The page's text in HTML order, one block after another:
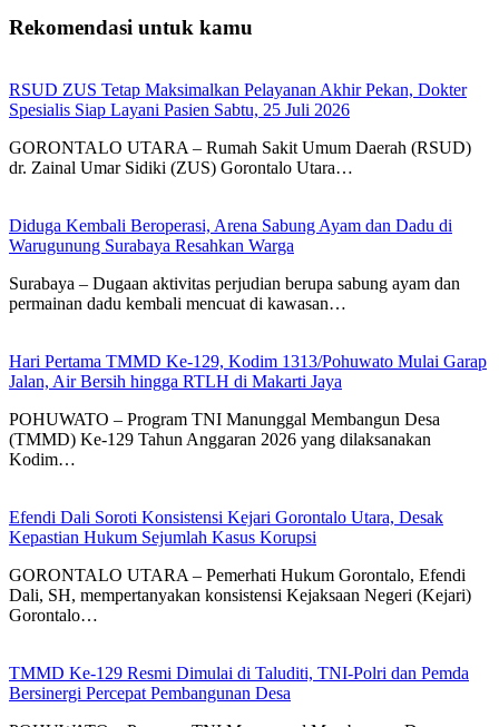
Rekomendasi untuk kamu
RSUD ZUS Tetap Maksimalkan Pelayanan Akhir Pekan, Dokter
Spesialis Siap Layani Pasien Sabtu, 25 Juli 2026
GORONTALO UTARA – Rumah Sakit Umum Daerah (RSUD)
dr. Zainal Umar Sidiki (ZUS) Gorontalo Utara…
Diduga Kembali Beroperasi, Arena Sabung Ayam dan Dadu di
Warugunung Surabaya Resahkan Warga
Surabaya – Dugaan aktivitas perjudian berupa sabung ayam dan
permainan dadu kembali mencuat di kawasan…
Hari Pertama TMMD Ke-129, Kodim 1313/Pohuwato Mulai Garap
Jalan, Air Bersih hingga RTLH di Makarti Jaya
POHUWATO – Program TNI Manunggal Membangun Desa
(TMMD) Ke-129 Tahun Anggaran 2026 yang dilaksanakan
Kodim…
Efendi Dali Soroti Konsistensi Kejari Gorontalo Utara, Desak
Kepastian Hukum Sejumlah Kasus Korupsi
GORONTALO UTARA – Pemerhati Hukum Gorontalo, Efendi
Dali, SH, mempertanyakan konsistensi Kejaksaan Negeri (Kejari)
Gorontalo…
TMMD Ke-129 Resmi Dimulai di Taluditi, TNI-Polri dan Pemda
Bersinergi Percepat Pembangunan Desa